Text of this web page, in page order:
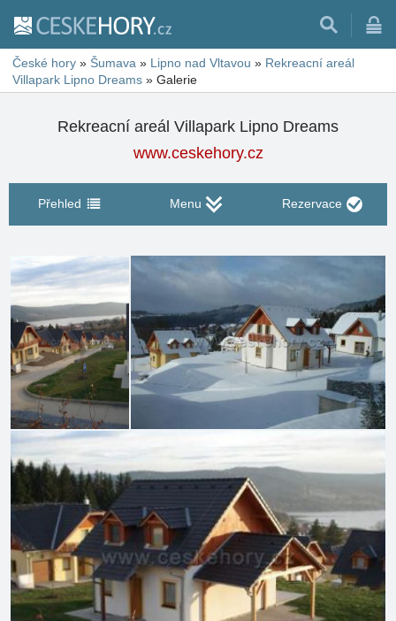
České hory » Šumava » Lipno nad Vltavou » Rekreacní areál
Villapark Lipno Dreams » Galerie
Rekreacní areál Villapark Lipno Dreams
www.ceskehory.cz
Přehled Menu Rezervace